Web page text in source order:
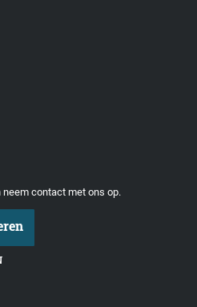
neem contact met ons op.